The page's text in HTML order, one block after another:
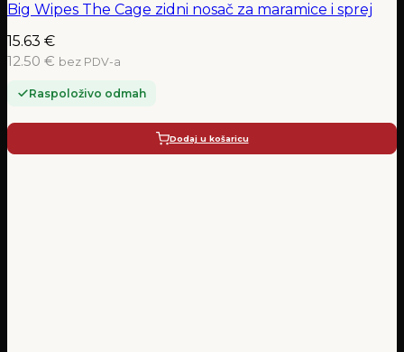
Big Wipes The Cage zidni nosač za maramice i sprej
15.63 €
12.50 € bez PDV-a
Raspoloživo odmah
Dodaj u košaricu